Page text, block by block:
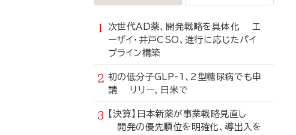
次世代AD薬、開発戦略を具体化 エ
ーザイ・井戸CSO、進行に応じたパイ
プライン構築
初の低分子GLP-1、2型糖尿病でも申
請 リリー、日米で
【決算】日本新薬が事業戦略見直し
開発の優先順位を明確化、導出入を